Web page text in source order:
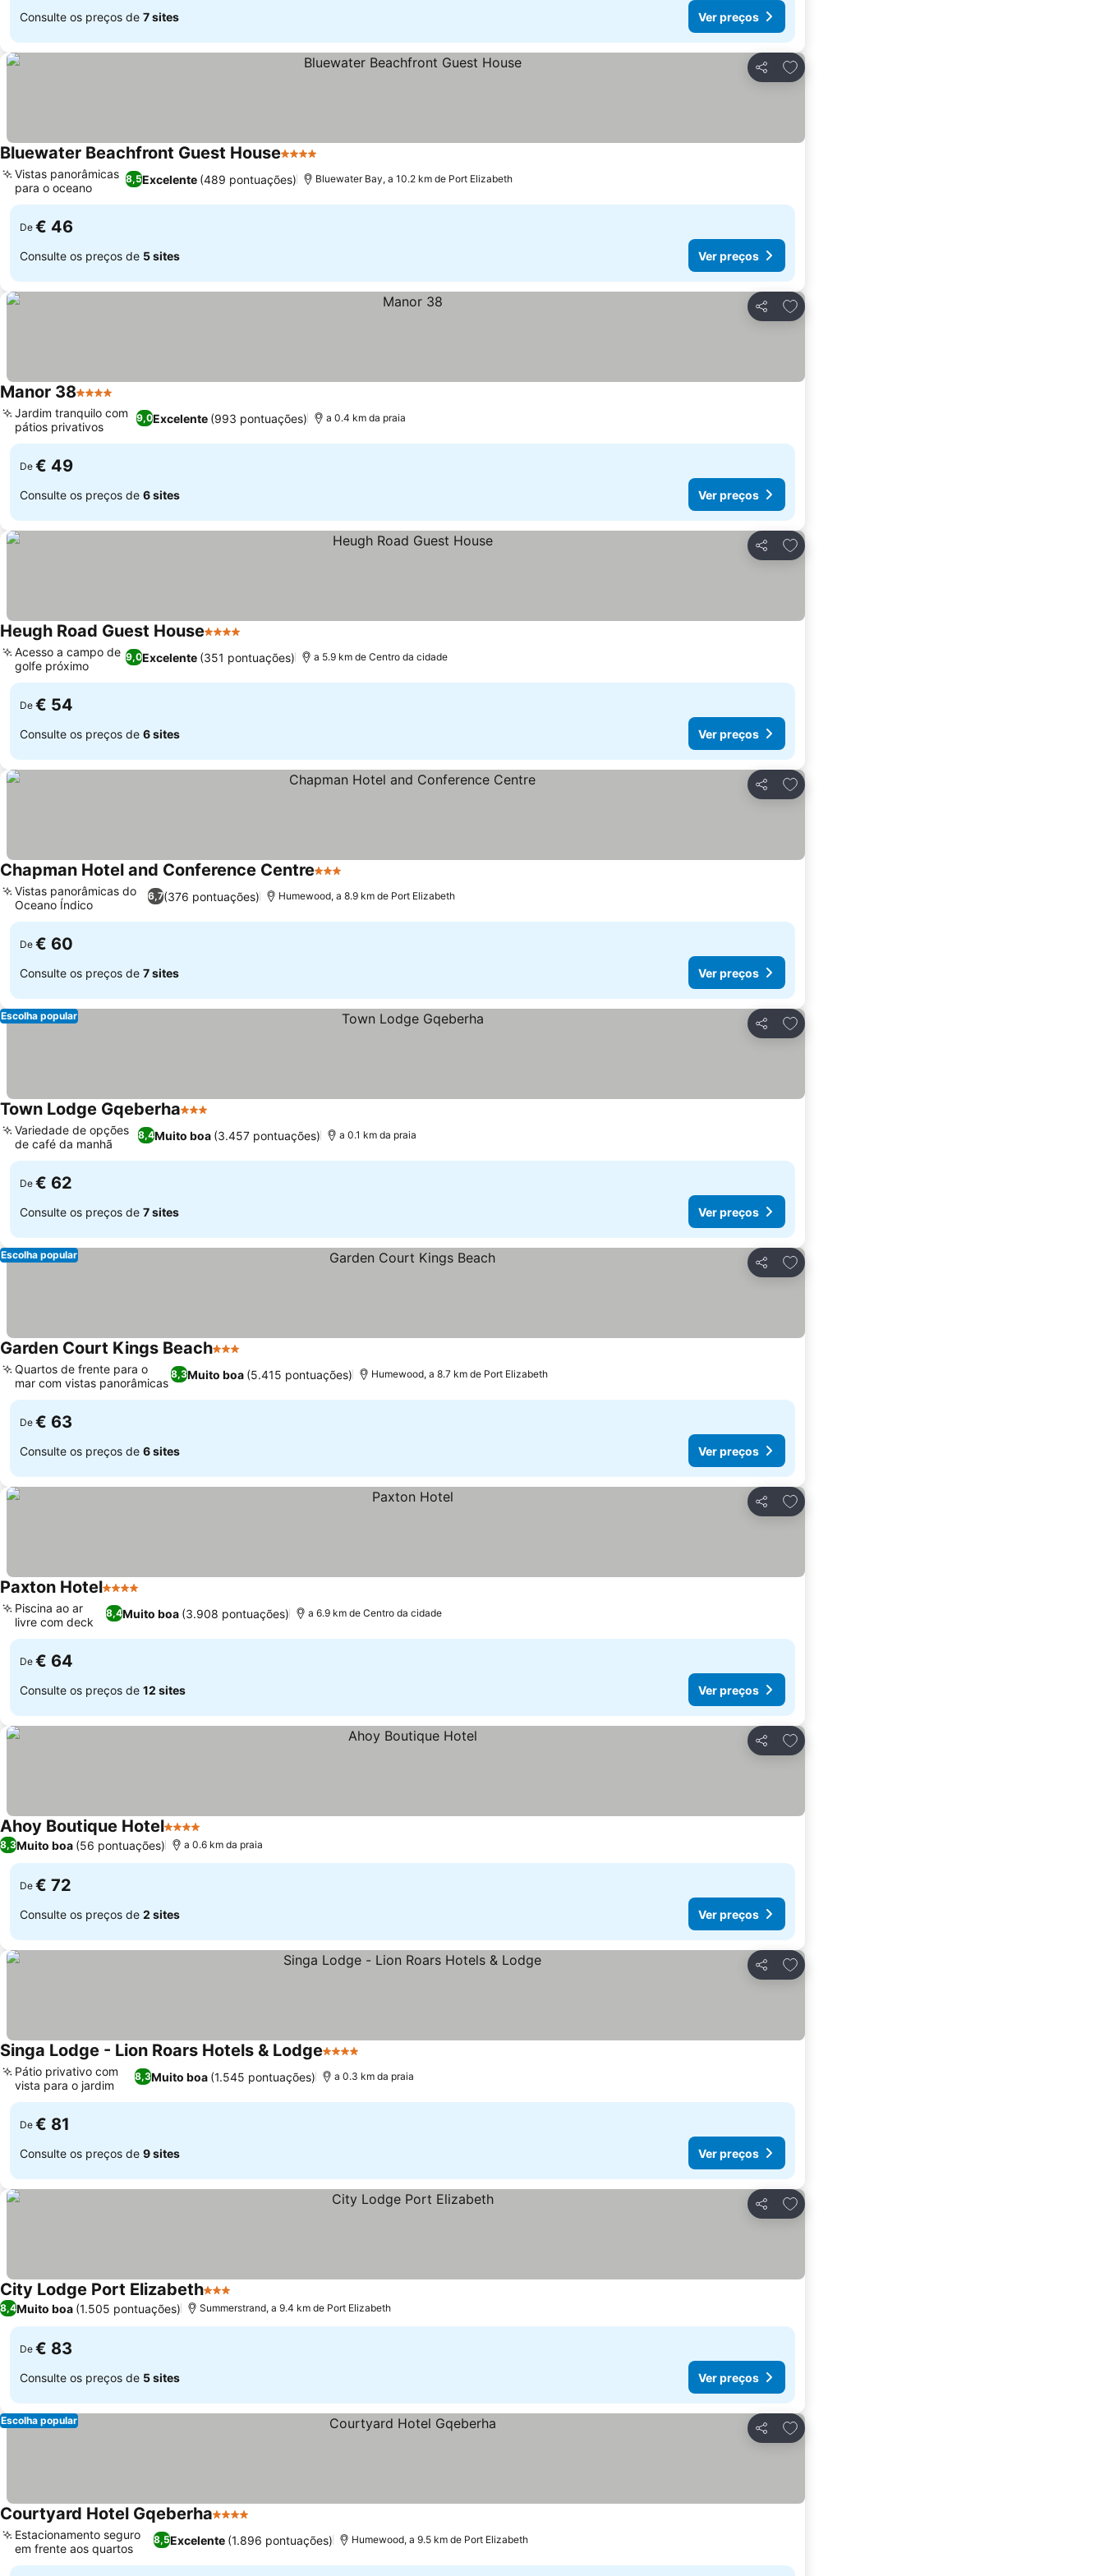
Consulte os preços de 7 sites Ver preços
Partilhar
Adicionar aos favoritos
Bluewater Beachfront Guest House4 Estrelas
8,5Excelente (489 pontuações)
Vistas panorâmicas
para o oceano
Bluewater Bay, a 10.2 km de Port Elizabeth
De € 46
Consulte os preços de 5 sites Ver preços
Partilhar
Adicionar aos favoritos
Manor 384 Estrelas
9,0Excelente (993 pontuações)
Jardim tranquilo com
pátios privativos
a 0.4 km da praia
De € 49
Consulte os preços de 6 sites Ver preços
Partilhar
Adicionar aos favoritos
Heugh Road Guest House4 Estrelas
9,0Excelente (351 pontuações)
Acesso a campo de
golfe próximo
a 5.9 km de Centro da cidade
De € 54
Consulte os preços de 6 sites Ver preços
Partilhar
Adicionar aos favoritos
Chapman Hotel and Conference Centre3 Estrelas
6,7(376 pontuações)
Vistas panorâmicas do
Oceano Índico
Humewood, a 8.9 km de Port Elizabeth
De € 60
Consulte os preços de 7 sites Ver preços
Partilhar
Adicionar aos favoritos
Escolha popular
Town Lodge Gqeberha3 Estrelas
8,4Muito boa (3.457 pontuações)
Variedade de opções
de café da manhã
a 0.1 km da praia
De € 62
Consulte os preços de 7 sites Ver preços
Partilhar
Adicionar aos favoritos
Escolha popular
Garden Court Kings Beach3 Estrelas
8,3Muito boa (5.415 pontuações)
Quartos de frente para o
mar com vistas panorâmicas
Humewood, a 8.7 km de Port Elizabeth
De € 63
Consulte os preços de 6 sites Ver preços
Partilhar
Adicionar aos favoritos
Paxton Hotel4 Estrelas
8,4Muito boa (3.908 pontuações)
Piscina ao ar
livre com deck
a 6.9 km de Centro da cidade
De € 64
Consulte os preços de 12 sites Ver preços
Partilhar
Adicionar aos favoritos
Ahoy Boutique Hotel4 Estrelas
8,3Muito boa (56 pontuações) a 0.6 km da praia
De € 72
Consulte os preços de 2 sites Ver preços
Partilhar
Adicionar aos favoritos
Singa Lodge - Lion Roars Hotels & Lodge4 Estrelas
8,3Muito boa (1.545 pontuações)
Pátio privativo com
vista para o jardim
a 0.3 km da praia
De € 81
Consulte os preços de 9 sites Ver preços
Partilhar
Adicionar aos favoritos
City Lodge Port Elizabeth3 Estrelas
8,4Muito boa (1.505 pontuações) Summerstrand, a 9.4 km de Port Elizabeth
De € 83
Consulte os preços de 5 sites Ver preços
Partilhar
Adicionar aos favoritos
Escolha popular
Courtyard Hotel Gqeberha4 Estrelas
8,5Excelente (1.896 pontuações)
Estacionamento seguro
em frente aos quartos
Humewood, a 9.5 km de Port Elizabeth